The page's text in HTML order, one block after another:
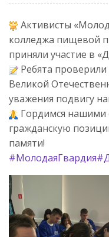
Активисты
колледжа пищевой
приняли участие в
Ребята
Великой
уважения подвигу
Гордимся нашими
гражданскую
памяти!
#МолодаяГвардия